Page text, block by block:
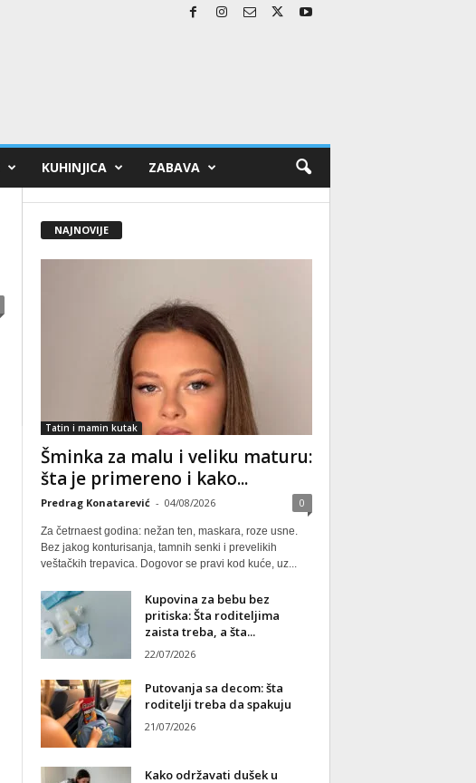
KUHINJICA ZABAVA
NAJNOVIJE
Tatin i mamin kutak
Šminka za malu i veliku maturu:
šta je primereno i kako...
Predrag Konatarević - 04/08/2026 0
Za četrnaest godina: nežan ten, maskara, roze usne.
Bez jakog konturisanja, tamnih senki i prevelikih
veštačkih trepavica. Dogovor se pravi kod kuće, uz...
Kupovina za bebu bez
pritiska: Šta roditeljima
zaista treba, a šta...
22/07/2026
Putovanja sa decom: šta
roditelji treba da spakuju
21/07/2026
Kako održavati dušek u